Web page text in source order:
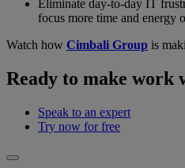
Eliminate day-to-day IT
focus more time and energy
Watch how Cimbali Group is
Ready to make work
Speak to an expert
Try now for free